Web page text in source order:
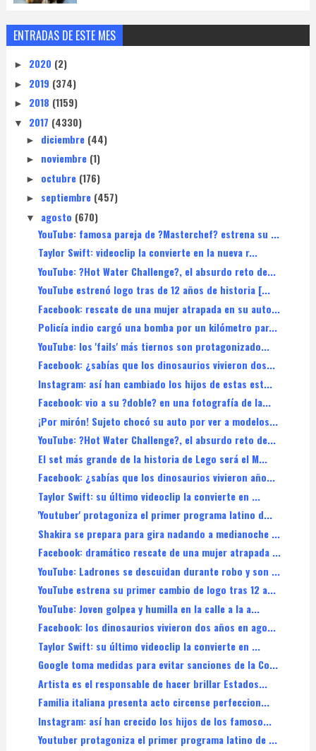
ENTRADAS DE ESTE MES
► 2020 (2)
► 2019 (374)
► 2018 (1159)
▼ 2017 (4330)
► diciembre (44)
► noviembre (1)
► octubre (176)
► septiembre (457)
▼ agosto (670)
YouTube: famosa pareja de ?Masterchef? estrena su ...
Taylor Swift: videoclip la convierte en la nueva r...
YouTube: ?Hot Water Challenge?, el absurdo reto de...
YouTube estrenó logo tras de 12 años de historia [...
Facebook: rescate de una mujer atrapada en su auto...
Policía indio cargó una bomba por un kilómetro par...
YouTube: los 'fails' más tiernos son protagonizado...
Facebook: ¿sabías que los dinosaurios vivieron dos...
Instagram: así han cambiado los hijos de estas est...
Facebook: vio a su ?doble? en una fotografía de la...
¡Por mirón! Sujeto chocó su auto por ver a modelos...
YouTube: ?Hot Water Challenge?, el absurdo reto de...
El set más grande de la historia de Lego será el M...
Facebook: ¿sabías que los dinosaurios vivieron año...
Taylor Swift: su último videoclip la convierte en ...
'Youtuber' protagoniza el primer programa latino d...
Shakira se prepara para gira nadando a medianoche ...
Facebook: dramático rescate de una mujer atrapada ...
YouTube: Ladrones se descuidan durante robo y son ...
YouTube estrena su primer cambio de logo tras 12 a...
YouTube: Joven golpea y humilla en la calle a la a...
Facebook: los dinosaurios vivieron dos años en ago...
Taylor Swift: su último videoclip la convierte en ...
Google toma medidas para evitar sanciones de la Co...
Artista es el responsable de hacer brillar Estados...
Familia italiana presenta acto circense perfeccion...
Instagram: así han crecido los hijos de los famoso...
Youtuber protagoniza el primer programa latino de ...